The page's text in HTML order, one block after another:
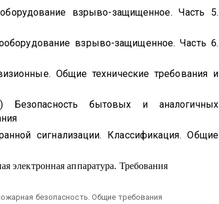
взрыво-защищенное. Часть 5.
взрыво-защищенное. Часть 6.
Общие технические требования и
бытовых и аналогичных
сигнализации. Классификация. Общие
аппаратура. Требования
безопасность. Общие требования